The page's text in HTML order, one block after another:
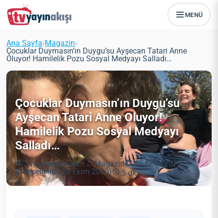
MENÜ
Ana Sayfa›Magazin›
Çocuklar Duymasın’ın Duygu’su Ayşecan Tatari Anne
Oluyor! Hamilelik Pozu Sosyal Medyayı Salladı…
Çocuklar Duymasın’ın Duygu’su
Ayşecan Tatari Anne Oluyor!
Hamilelik Pozu Sosyal Medyayı
Salladı…
Tvyayinakisi.com Magazin
26 Ekim 2020
(Güncellendi: 26 Ekim 2020)
5 dk